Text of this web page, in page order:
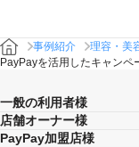
事例紹介
理容・美
PayPayを活用したキャンペ
一般の利用者様
店舗オーナー様
PayPay加盟店様